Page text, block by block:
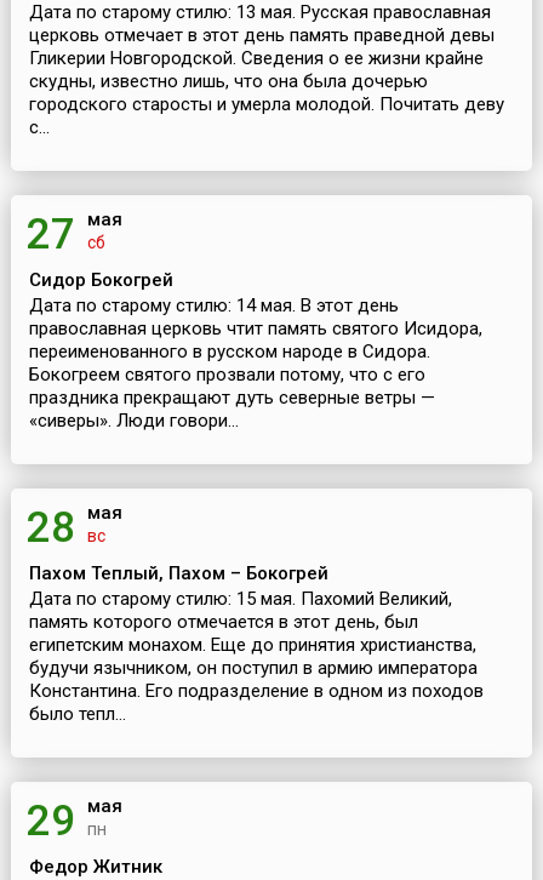
Дата по старому стилю: 13 мая. Русская православная
церковь отмечает в этот день память праведной девы
Гликерии Новгородской. Сведения о ее жизни крайне
скудны, известно лишь, что она была дочерью
городского старосты и умерла молодой. Почитать деву
с...
27 мая
сб
Сидор Бокогрей
Дата по старому стилю: 14 мая. В этот день
православная церковь чтит память святого Исидора,
переименованного в русском народе в Сидора.
Бокогреем святого прозвали потому, что с его
праздника прекращают дуть северные ветры —
«сиверы». Люди говори...
28 мая
вс
Пахом Теплый, Пахом – Бокогрей
Дата по старому стилю: 15 мая. Пахомий Великий,
память которого отмечается в этот день, был
египетским монахом. Еще до принятия христианства,
будучи язычником, он поступил в армию императора
Константина. Его подразделение в одном из походов
было тепл...
29 мая
пн
Федор Житник